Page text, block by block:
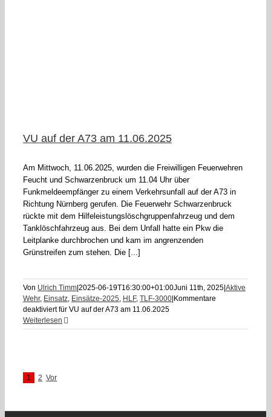
VU auf der A73 am 11.06.2025
Am Mittwoch, 11.06.2025, wurden die Freiwilligen Feuerwehren
Feucht und Schwarzenbruck um 11.04 Uhr über
Funkmeldeempfänger zu einem Verkehrsunfall auf der A73 in
Richtung Nürnberg gerufen. Die Feuerwehr Schwarzenbruck
rückte mit dem Hilfeleistungslöschgruppenfahrzeug und dem
Tanklöschfahrzeug aus. Bei dem Unfall hatte ein Pkw die
Leitplanke durchbrochen und kam im angrenzenden
Grünstreifen zum stehen. Die [...]
Von Ulrich Timm 2025-06-19T16:30:00+01:00Juni 11th, 2025 Aktive
Wehr, Einsatz, Einsätze-2025, HLF, TLF-3000 Kommentare
deaktiviertfür VU auf der A73 am 11.06.2025
Weiterlesen
1 2 Vor